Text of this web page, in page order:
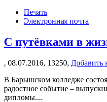
Печать
Электронная почта
С путёвками в
, 08.07.2016, 13250, Добавить
В Барышском колледже
радостное событие –
дипломы....